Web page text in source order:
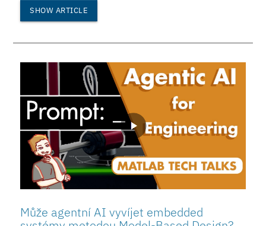
SHOW ARTICLE
Může agentní AI vyvíjet embedded